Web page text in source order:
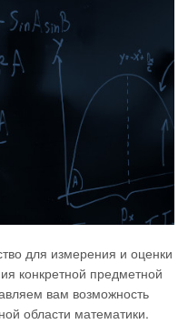
для измерения и оценки
конкретной предметной
вам возможность
области математики.